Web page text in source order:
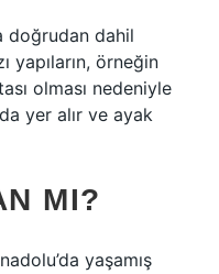
doğrudan dahil
yapıların, örneğin
olması nedeniyle
yer alır ve ayak
MI?
yaşamış